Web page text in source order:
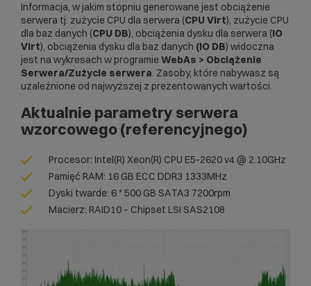
Informacja, w jakim stopniu generowane jest obciążenie
serwera tj. zużycie CPU dla serwera (CPU Virt), zużycie CPU
dla baz danych (CPU DB), obciążenia dysku dla serwera (IO
Virt), obciążenia dysku dla baz danych (IO DB) widoczna
jest na wykresach w programie WebAs > Obciążenie
Serwera/Zużycie serwera. Zasoby, które nabywasz są
uzależnione od najwyższej z prezentowanych wartości.
Aktualnie parametry serwera
wzorcowego (referencyjnego)
Procesor: Intel(R) Xeon(R) CPU E5-2620 v4 @ 2.10GHz
Pamięć RAM: 16 GB ECC DDR3 1333MHz
Dyski twarde: 6 * 500 GB SATA3 7200rpm
Macierz: RAID10 – Chipset LSI SAS2108